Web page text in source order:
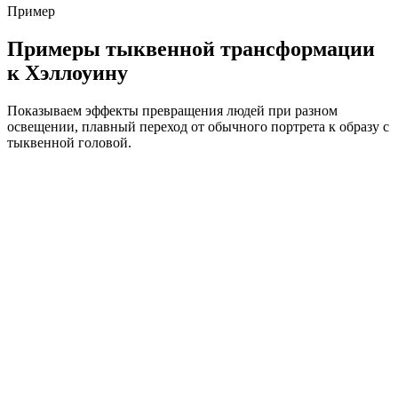
Пример
Примеры тыквенной трансформации
к Хэллоуину
Показываем эффекты превращения людей при разном
освещении, плавный переход от обычного портрета к образу с
тыквенной головой.